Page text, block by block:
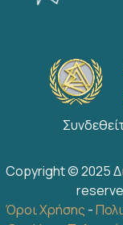
Copyright © 2025
Όροι Χρήσης -